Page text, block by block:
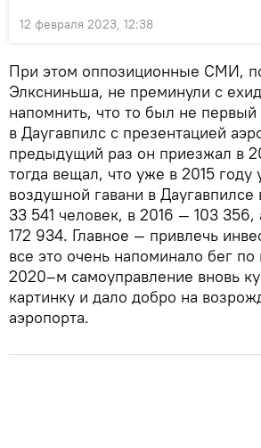
12 февраля 2023, 12:38
При этом оппозиционные СМИ,
Элксниньша, не преминули с
напомнить, что то был не первый
в Даугавпилс с презентацией
предыдущий раз он приезжал в
тогда вещал, что уже в 2015 году
воздушной гавани в Даугавпилсе
33 541 человек, в 2016 — 103
172 934. Главное — привлечь
все это очень напоминало бег по
2020–м самоуправление вновь
картинку и дало добро на
аэропорта.